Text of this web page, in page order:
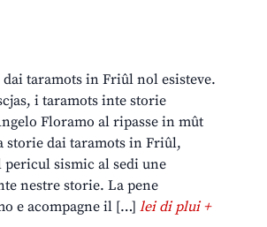
taramots in Friûl nol esisteve.
i taramots inte storie
Floramo al ripasse in mût
storie dai taramots in Friûl,
sismic al sedi une
nestre storie. La pene
e acompagne il […]lei di plui +